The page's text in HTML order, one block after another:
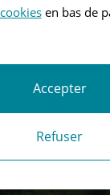
Recherche
Recherche
cookiesen bas de
Refuser
Accepter